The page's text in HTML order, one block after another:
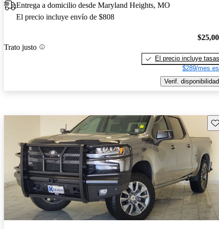
Entrega a domicilio desde Maryland Heights, MO
El precio incluye envío de $808
Trato justo
El precio incluye tasas
$289/mes
Verif. disponibilidad